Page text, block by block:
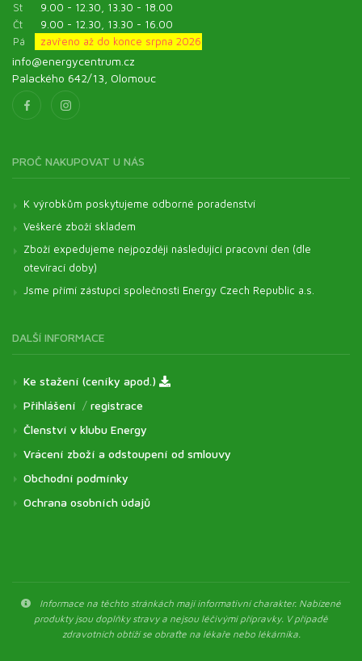
St
9.00 - 12.30, 13.30 - 18.00
Čt
9.00 - 12.30, 13.30 - 16.00
Pá
zavřeno až do konce srpna 2026
info@energycentrum.cz
Palackého 642/13, Olomouc
PROČ NAKUPOVAT U NÁS
K výrobkům poskytujeme odborné poradenství
Veškeré zboží skladem
Zboží expedujeme nejpozději následující pracovní den (dle
otevírací doby)
Jsme přímí zástupci společnosti Energy Czech Republic a.s.
DALŠÍ INFORMACE
Ke stažení (ceníky apod.)
Přihlášení / registrace
Členství v klubu Energy
Vrácení zboží a odstoupení od smlouvy
Obchodní podmínky
Ochrana osobních údajů
Informace na těchto stránkách mají informativní charakter. Nabízené
produkty jsou doplňky stravy a nejsou léčivými přípravky. V případě
zdravotních obtíží se obraťte na lékaře nebo lékárníka.